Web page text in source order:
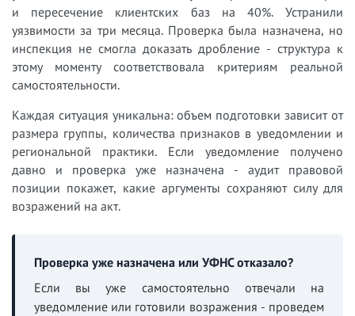
и пересечение клиентских баз на 40%. Устранили
уязвимости за три месяца. Проверка была назначена, но
инспекция не смогла доказать дробление - структура к
этому моменту соответствовала критериям реальной
самостоятельности.
Каждая ситуация уникальна: объем подготовки зависит от
размера группы, количества признаков в уведомлении и
региональной практики. Если уведомление получено
давно и проверка уже назначена - аудит правовой
позиции покажет, какие аргументы сохраняют силу для
возражений на акт.
Проверка уже назначена или УФНС отказало?
Если вы уже самостоятельно отвечали на
уведомление или готовили возражения - проведем